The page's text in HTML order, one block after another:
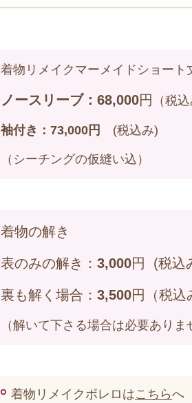
着物リメイクマーメイドショー
ノースリーブ：68,000円 （税込
袖付き：73,000円 (税込み)
（シーチングの仮縫い込）
着物の解き
表のみの解き： 3,000円 (税込
裏も解く場合： 3,500円（税込
（解いて下さる場合は必要ありま
着物リメイクボレロはこちらへ